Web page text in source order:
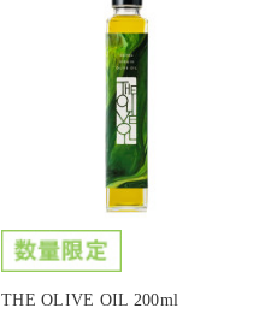
THE OLIVE OIL 200ml